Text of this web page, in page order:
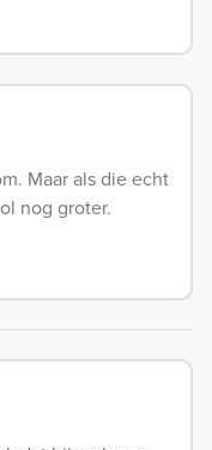
Maar als die echt
nog groter.